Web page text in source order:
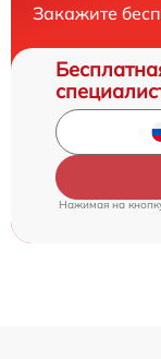
Закажите
Нажимая на